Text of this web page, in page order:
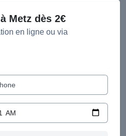
Metz dès 2€
en ligne ou via